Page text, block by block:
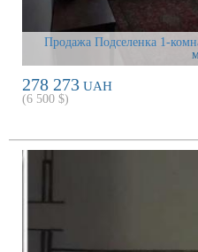
Продажа Подселенка 1-
278 273 UAH
(6 500 $)